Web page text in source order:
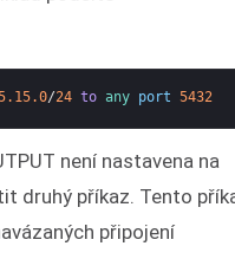
/24 to any port 5432
není nastavena na
druhý příkaz. Tento
připojení